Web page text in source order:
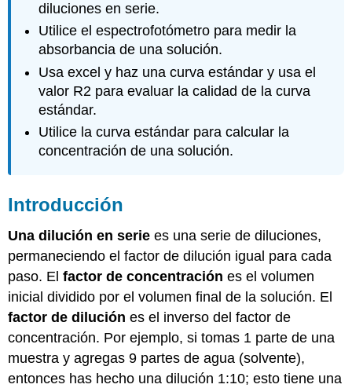
Solvent
A.
Solutions
with
Soluble
Solute
and
water
as
B.
Solutions
with
Solutes
in
Cold
Water
Note
I:
Solution
diluciones en serie.
Utilice el espectrofotómetro para medir la
absorbancia de una solución.
Usa excel y haz una curva estándar y usa el
valor R2 para evaluar la calidad de la curva
estándar.
Utilice la curva estándar para calcular la
concentración de una solución.
Introducción
Una dilución en serie es una serie de diluciones,
permaneciendo el factor de dilución igual para cada
paso. Elfactor de concentración es el volumen
inicial dividido por el volumen final de la solución. El
factor de dilución es el inverso del factor de
concentración. Por ejemplo, si tomas 1 parte de una
muestra y agregas 9 partes de agua (solvente),
entonces has hecho una dilución 1:10; esto tiene una